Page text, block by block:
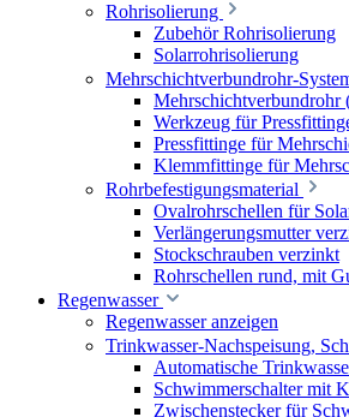
Rohrisolierung
Zubehör Rohrisolierung
Solarrohrisolierung
Mehrschichtverbundrohr-
Werkzeug für
Pressfittinge für
Klemmfittinge für
Rohrbefestigungsmaterial
Ovalrohrschellen für
Verlängerungsmutter
Stockschrauben verzinkt
Rohrschellen rund, mit
Regenwasser
Regenwasser anzeigen
Trinkwasser-Nachspeisung,
Automatische
Schwimmerschalter mit
Zwischenstecker für